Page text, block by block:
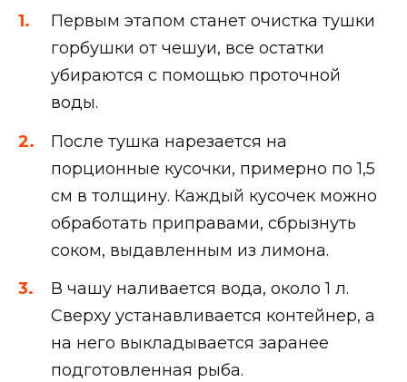
Первым этапом станет очистка тушки
горбушки от чешуи, все остатки
убираются с помощью проточной
воды.
После тушка нарезается на
порционные кусочки, примерно по 1,5
см в толщину. Каждый кусочек можно
обработать приправами, сбрызнуть
соком, выдавленным из лимона.
В чашу наливается вода, около 1 л.
Сверху устанавливается контейнер, а
на него выкладывается заранее
подготовленная рыба.